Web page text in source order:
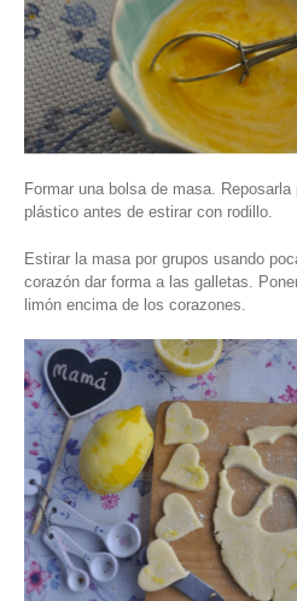
Formar una bolsa de masa.
plástico antes de estirar con rodillo.
Estirar la masa por grupos usando
corazón dar forma a las galletas.
limón encima de los corazones.